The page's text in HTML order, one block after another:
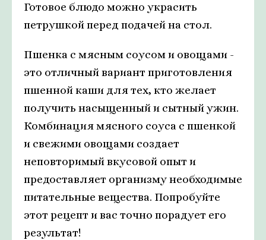
Готовое блюдо можно украсить
петрушкой перед подачей на стол.
Пшенка с мясным соусом и овощами -
это отличный вариант приготовления
пшенной каши для тех, кто желает
получить насыщенный и сытный ужин.
Комбинация мясного соуса с пшенкой
и свежими овощами создает
неповторимый вкусовой опыт и
предоставляет организму необходимые
питательные вещества. Попробуйте
этот рецепт и вас точно порадует его
результат!